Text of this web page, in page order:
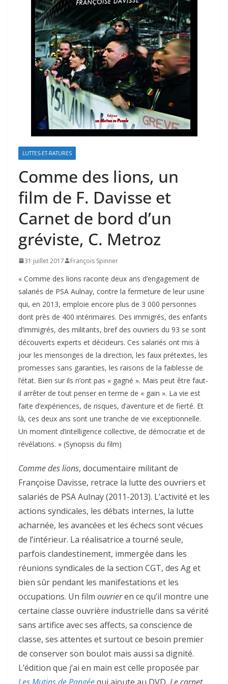
LUTTES-ET-RATURES
Comme des lions, un
film de F. Davisse et
Carnet de bord d’un
gréviste, C. Metroz
31 juillet 2017 François Spinner
« Comme des lions raconte deux ans d’engagement de
salariés de PSA Aulnay, contre la fermeture de leur usine
qui, en 2013, emploie encore plus de 3 000 personnes
dont près de 400 intérimaires. Des immigrés, des enfants
d’immigrés, des militants, bref des ouvriers du 93 se sont
découverts experts et décideurs. Ces salariés ont mis à
jour les mensonges de la direction, les faux prétextes, les
promesses sans garanties, les raisons de la faiblesse de
l’état. Bien sur ils n’ont pas « gagné ». Mais peut être faut-
il arrêter de tout penser en terme de « gain ». La vie est
faite d’expériences, de risques, d’aventure et de fierté. Et
là, ces deux ans sont une tranche de vie exceptionnelle.
Un moment d’intelligence collective, de démocratie et de
révélations. » (Synopsis du film)
Comme des lions, documentaire militant de
Françoise Davisse, retrace la lutte des ouvriers et
salariés de PSA Aulnay (2011-2013). L’activité et les
actions syndicales, les débats internes, la lutte
acharnée, les avancées et les échecs sont vécues
de l’intérieur. La réalisatrice a tourné seule,
parfois clandestinement, immergée dans les
réunions syndicales de la section CGT, des Ag et
bien sûr pendant les manifestations et les
occupations. Un film ouvrieren ce qu’il montre une
certaine classe ouvrière industrielle dans sa vérité
sans artifice avec ses affects, sa conscience de
classe, ses attentes et surtout ce besoin premier
de conserver son boulot mais aussi sa dignité.
L’édition que j’ai en main est celle proposée par